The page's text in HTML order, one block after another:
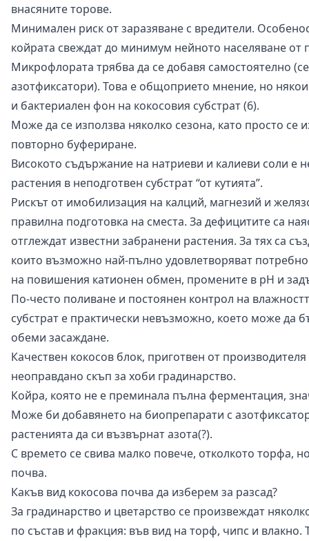
внасяните торове.
Минимален риск от заразяване с вредители.
койрата свеждат до минимум нейното населяване
Микрофлората трябва да се добавя самостоятелно
азотфиксатори). Това е общоприето мнение, но
и бактериален фон на кокосовия субстрат (6).
Може да се използва няколко сезона, като просто се
повторно буфериране.
Високото съдържание на натриеви и калиеви соли е
растения в неподготвен субстрат “от кутията”.
Рискът от имобилизация на калций, магнезий и
правилна подготовка на сместа. За дефицитите са
отглеждат известни забранени растения. За тях са
които възможно най-пълно удовлетворяват
на повишения катионен обмен, промените в pH и
По-често поливане и постоянен контрол на
субстрат е практически невъзможно, което може да
обеми засаждане.
Качествен кокосов блок, приготвен от
неоправдано скъп за хоби градинарство.
Койра, която не е преминала пълна ферментация,
Може би добавянето на биопрепарати с
растенията да си възвърнат азота(?).
С времето се свива малко повече, отколкото торфа,
почва.
Какъв вид кокосова почва да изберем за разсад?
За градинарство и цветарство се произвеждат
по състав и фракция: във вид на торф, чипс и влакно.